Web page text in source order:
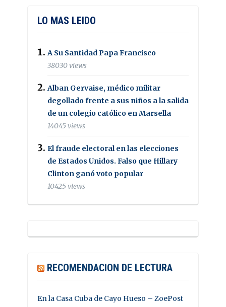
LO MAS LEIDO
A Su Santidad Papa Francisco
38030 views
Alban Gervaise, médico militar
degollado frente a sus niños a la salida
de un colegio católico en Marsella
14045 views
El fraude electoral en las elecciones
de Estados Unidos. Falso que Hillary
Clinton ganó voto popular
10425 views
RECOMENDACION DE LECTURA
En la Casa Cuba de Cayo Hueso – ZoePost